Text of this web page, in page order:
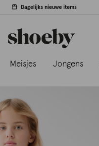
Dagelijks nieuwe items
Meisjes Jongens